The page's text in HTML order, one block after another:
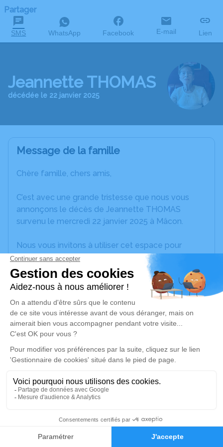
Faire-part Hommages
Partager
SMS WhatsApp Facebook E-mail Lien
Jeannette THOMAS
décédée le 22 janvier 2025
Message de la famille
Chère famille, chers amis,
C’est avec une grande tristesse que nous vous
annonçons le décès de Jeannette THOMAS
survenu le mercredi 22 janvier 2025 à Mâcon.
Nous vous invitons à utiliser cet espace pour
laisser vos condoléances, partager des photos
souvenirs, une anecdote ou exprimer vos pensées
à travers des poèmes ou des textes. Cet endroit
est un lieu d'expression dédié à honorer la
mémoire de Jeannette THOMAS.
Cérémonie
vendredi 31 janvier 2025 à 08h00
Centre Funéraire Rolet 1 rue du 19 mars 1962
71000 Sancé